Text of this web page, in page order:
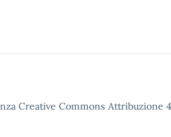
Creative Commons Attribuzione